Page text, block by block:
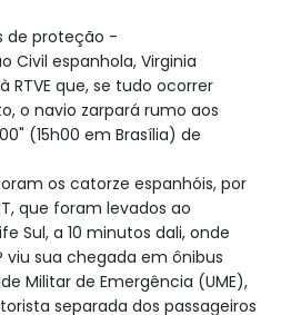
de proteção -
Civil espanhola, Virginia
RTVE que, se tudo ocorrer
o navio zarpará rumo aos
(15h00 em Brasília) de
os catorze espanhóis, por
que foram levados ao
Sul, a 10 minutos dali, onde
viu sua chegada em ônibus
Militar de Emergência (UME),
separada dos passageiros